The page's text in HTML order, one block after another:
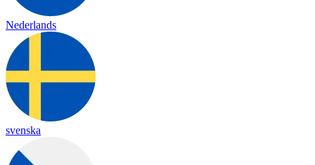
Nederlands
svenska